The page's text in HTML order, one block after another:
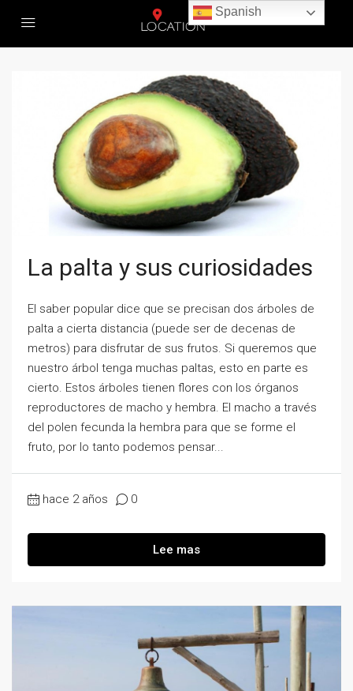
La palta y sus curiosidades
El saber popular dice que se precisan dos árboles de
palta a cierta distancia (puede ser de decenas de
metros) para disfrutar de sus frutos. Si queremos que
nuestro árbol tenga muchas paltas, esto en parte es
cierto. Estos árboles tienen flores con los órganos
reproductores de macho y hembra. El macho a través
del polen fecunda la hembra para que se forme el
fruto, por lo tanto podemos pensar...
hace 2 años 0
Lee mas
Spanish